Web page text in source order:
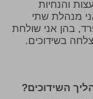
והנחיות
מנהלת שתי
בהן אני שולחת
בשידוכים.
השידוכים?